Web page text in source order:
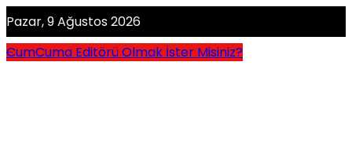
Pazar, 9 Ağustos 2026
CumCuma Editörü Olmak İster Misiniz?